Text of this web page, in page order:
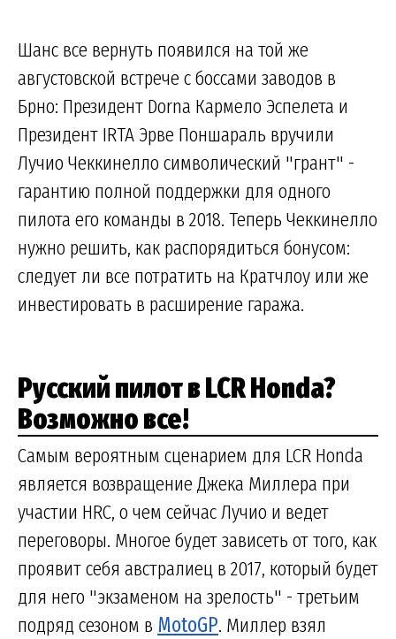
Шанс все вернуть появился на той же
августовской встрече с боссами заводов в
Брно: Президент Dorna Кармело Эспелета и
Президент IRTA Эрве Поншараль вручили
Лучио Чеккинелло символический "грант" -
гарантию полной поддержки для одного
пилота его команды в 2018. Теперь Чеккинелло
нужно решить, как распорядиться бонусом:
следует ли все потратить на Кратчлоу или же
инвестировать в расширение гаража.
Русский пилот в LCR Honda?
Возможно все!
Самым вероятным сценарием для LCR Honda
является возвращение Джека Миллера при
участии HRC, о чем сейчас Лучио и ведет
переговоры. Многое будет зависеть от того, как
проявит себя австралиец в 2017, который будет
для него "экзаменом на зрелость" - третьим
подряд сезоном в MotoGP. Миллер взял